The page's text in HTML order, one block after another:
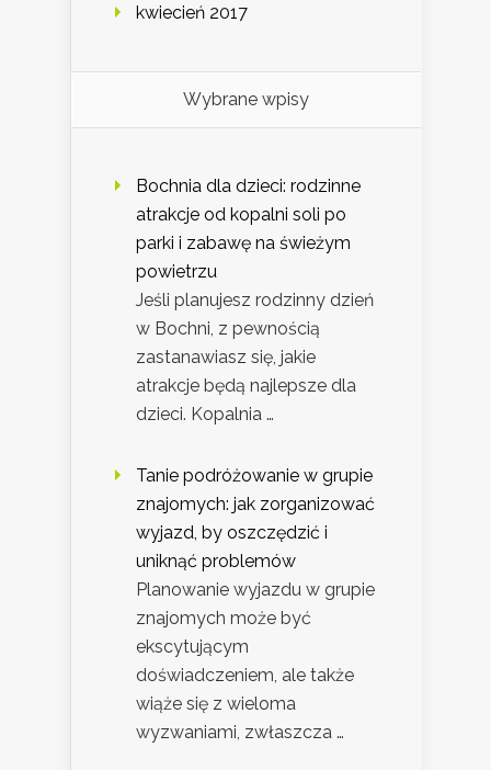
kwiecień 2017
Wybrane wpisy
Bochnia dla dzieci: rodzinne
atrakcje od kopalni soli po
parki i zabawę na świeżym
powietrzu
Jeśli planujesz rodzinny dzień
w Bochni, z pewnością
zastanawiasz się, jakie
atrakcje będą najlepsze dla
dzieci. Kopalnia …
Tanie podróżowanie w grupie
znajomych: jak zorganizować
wyjazd, by oszczędzić i
uniknąć problemów
Planowanie wyjazdu w grupie
znajomych może być
ekscytującym
doświadczeniem, ale także
wiąże się z wieloma
wyzwaniami, zwłaszcza …